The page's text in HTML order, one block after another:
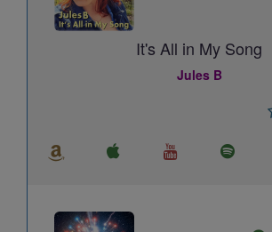
It's All in My Song
Jules B